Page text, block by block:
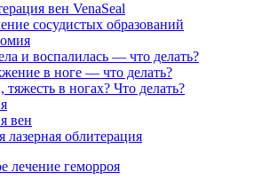
вен VenaSeal
сосудистых образований
и воспалилась — что делать?
в ноге — что делать?
в ногах? Что делать?
вен
лазерная облитерация
лечение геморроя